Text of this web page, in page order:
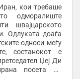
кои требаше
одморалиште
швајцарското
Одлуката доаѓа
односи меѓу
состанокот е
Џеј Ди
посета на